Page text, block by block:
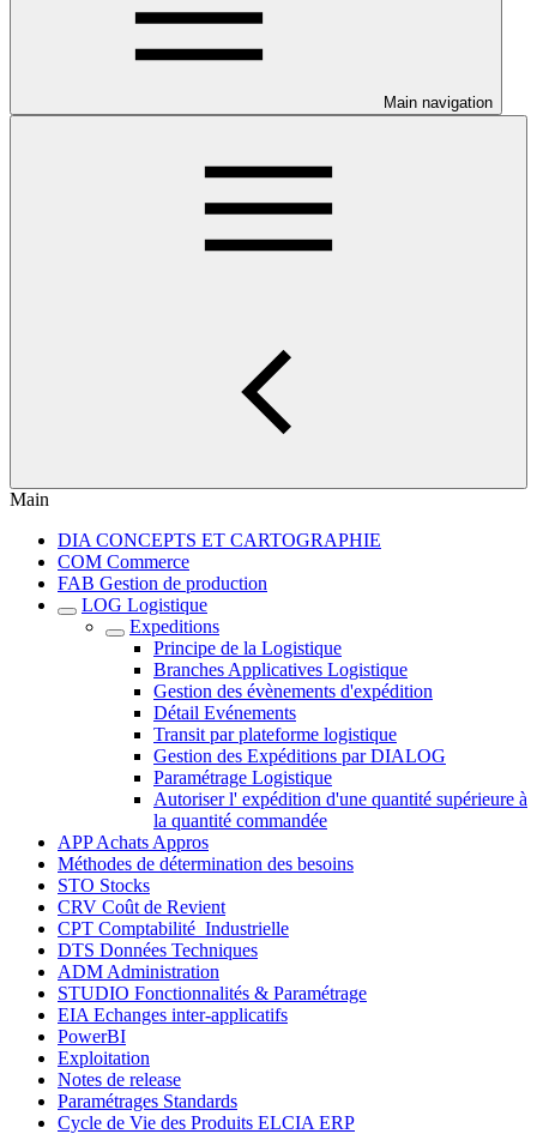
Main navigation
Main
DIA CONCEPTS ET CARTOGRAPHIE
COM Commerce
FAB Gestion de production
LOG Logistique
Expeditions
Principe de la Logistique
Branches Applicatives Logistique
Gestion des évènements d'expédition
Détail Evénements
Transit par plateforme logistique
Gestion des Expéditions par DIALOG
Paramétrage Logistique
Autoriser l' expédition d'une quantité supérieure à
la quantité commandée
APP Achats Appros
Méthodes de détermination des besoins
STO Stocks
CRV Coût de Revient
CPT Comptabilité_Industrielle
DTS Données Techniques
ADM Administration
STUDIO Fonctionnalités & Paramétrage
EIA Echanges inter-applicatifs
PowerBI
Exploitation
Notes de release
Paramétrages Standards
Cycle de Vie des Produits ELCIA ERP